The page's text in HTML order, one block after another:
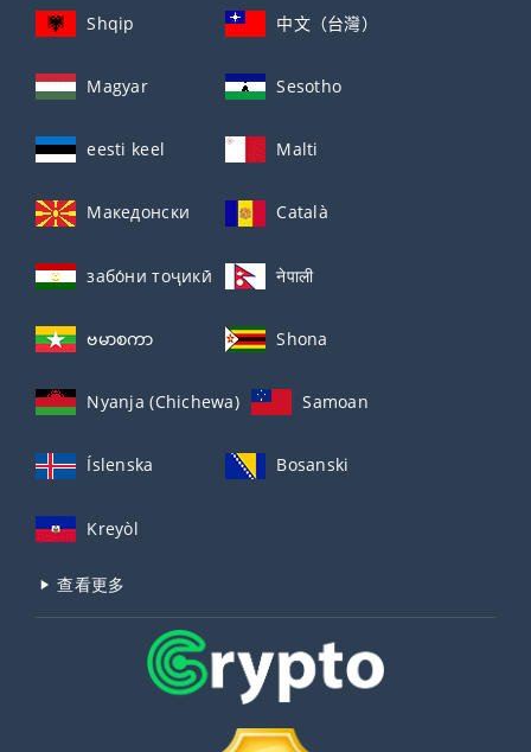
Shqip 中文（台灣）
Magyar Sesotho
eesti keel Malti
Македонски Català
забо́ни тоҷикӣ́ नेपाली
ဗမာစကာ Shona
Nyanja (Chichewa) Samoan
Íslenska Bosanski
Kreyòl
查看更多